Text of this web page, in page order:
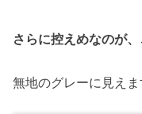
さらに控えめなのが
無地のグレーに見えま